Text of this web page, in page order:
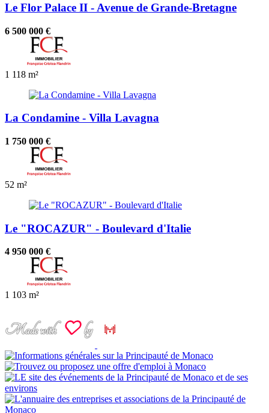
Le Flor Palace II - Avenue de Grande-Bretagne
6 500 000 €
1 118 m²
La Condamine - Villa Lavagna
1 750 000 €
52 m²
Le "ROCAZUR" - Boulevard d'Italie
4 950 000 €
1 103 m²